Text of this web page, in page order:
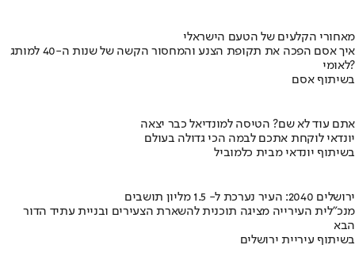
מאחורי הקלעים של הטעם הישראלי
איך אסם הפכה את תקופת הצנע והמחסור הקשה של שנות ה-40 למותג
לאומי?
בשיתוף אסם
אתם עוד לא שם? הטיסה למונדיאל כבר יצאה
יונדאי לוקחת אתכם לבמה הכי גדולה בעולם
בשיתוף יונדאי מבית כלמוביל
ירושלים 2040: העיר נערכת ל- 1.5 מליון תושבים
מנכ"לית העירייה מציגה תוכנית להשארת הצעירים ובניית עתיד הדור
הבא
בשיתוף עיריית ירושלים